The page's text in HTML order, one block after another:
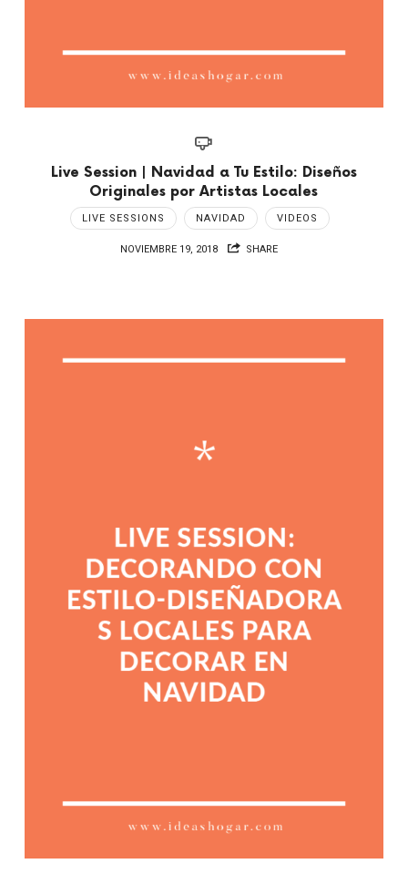
Live Session | Navidad a Tu Estilo: Diseños
Originales por Artistas Locales
LIVE SESSIONS NAVIDAD VIDEOS
NOVIEMBRE 19, 2018 SHARE